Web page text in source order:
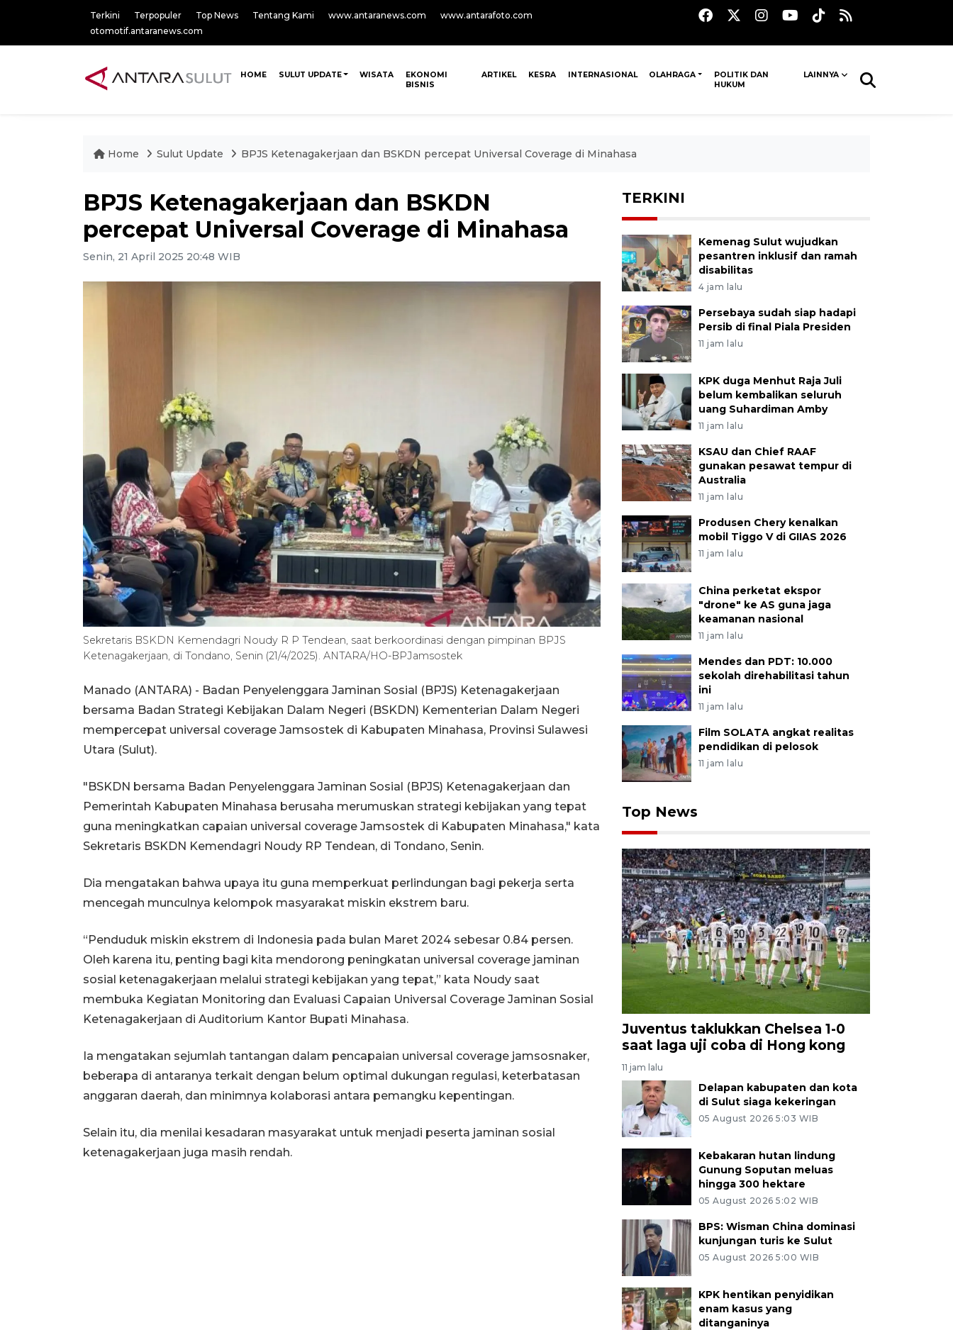
Terkini Terpopuler Top News Tentang Kami www.antaranews.com
www.antarafoto.com
otomotif.antaranews.com
HOME SULUT UPDATE WISATA
EKONOMI
BISNIS
ARTIKEL KESRA INTERNASIONAL OLAHRAGA
POLITIK DAN
HUKUM
LAINNYA
Home Sulut Update BPJS Ketenagakerjaan dan BSKDN percepat Universal Coverage di Minahasa
BPJS Ketenagakerjaan dan BSKDN
percepat Universal Coverage di Minahasa
Senin, 21 April 2025 20:48 WIB
Sekretaris BSKDN Kemendagri Noudy R P Tendean, saat berkoordinasi dengan pimpinan BPJS
Ketenagakerjaan, di Tondano, Senin (21/4/2025). ANTARA/HO-BPJamsostek
Manado (ANTARA) - Badan Penyelenggara Jaminan Sosial (BPJS) Ketenagakerjaan
bersama Badan Strategi Kebijakan Dalam Negeri (BSKDN) Kementerian Dalam Negeri
mempercepat universal coverage Jamsostek di Kabupaten Minahasa, Provinsi Sulawesi
Utara (Sulut).
"BSKDN bersama Badan Penyelenggara Jaminan Sosial (BPJS) Ketenagakerjaan dan
Pemerintah Kabupaten Minahasa berusaha merumuskan strategi kebijakan yang tepat
guna meningkatkan capaian universal coverage Jamsostek di Kabupaten Minahasa," kata
Sekretaris BSKDN Kemendagri Noudy RP Tendean, di Tondano, Senin.
Dia mengatakan bahwa upaya itu guna memperkuat perlindungan bagi pekerja serta
mencegah munculnya kelompok masyarakat miskin ekstrem baru.
“Penduduk miskin ekstrem di Indonesia pada bulan Maret 2024 sebesar 0.84 persen.
Oleh karena itu, penting bagi kita mendorong peningkatan universal coverage jaminan
sosial ketenagakerjaan melalui strategi kebijakan yang tepat,” kata Noudy saat
membuka Kegiatan Monitoring dan Evaluasi Capaian Universal Coverage Jaminan Sosial
Ketenagakerjaan di Auditorium Kantor Bupati Minahasa.
Ia mengatakan sejumlah tantangan dalam pencapaian universal coverage jamsosnaker,
beberapa di antaranya terkait dengan belum optimal dukungan regulasi, keterbatasan
anggaran daerah, dan minimnya kolaborasi antara pemangku kepentingan.
Selain itu, dia menilai kesadaran masyarakat untuk menjadi peserta jaminan sosial
ketenagakerjaan juga masih rendah.
TERKINI
Kemenag Sulut wujudkan
pesantren inklusif dan ramah
disabilitas
4 jam lalu
Persebaya sudah siap hadapi
Persib di final Piala Presiden
11 jam lalu
KPK duga Menhut Raja Juli
belum kembalikan seluruh
uang Suhardiman Amby
11 jam lalu
KSAU dan Chief RAAF
gunakan pesawat tempur di
Australia
11 jam lalu
Produsen Chery kenalkan
mobil Tiggo V di GIIAS 2026
11 jam lalu
China perketat ekspor
"drone" ke AS guna jaga
keamanan nasional
11 jam lalu
Mendes dan PDT: 10.000
sekolah direhabilitasi tahun
ini
11 jam lalu
Film SOLATA angkat realitas
pendidikan di pelosok
11 jam lalu
Top News
Juventus taklukkan Chelsea 1-0
saat laga uji coba di Hong kong
11 jam lalu
Delapan kabupaten dan kota
di Sulut siaga kekeringan
05 August 2026 5:03 WIB
Kebakaran hutan lindung
Gunung Soputan meluas
hingga 300 hektare
05 August 2026 5:02 WIB
BPS: Wisman China dominasi
kunjungan turis ke Sulut
05 August 2026 5:00 WIB
KPK hentikan penyidikan
enam kasus yang
ditanganinya